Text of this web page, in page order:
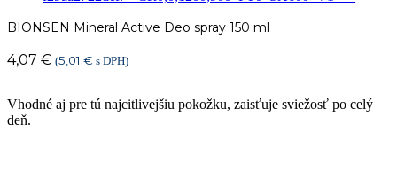
BIONSEN Mineral Active Deo spray 150 ml
4,07 € (5,01 € s DPH)
Vhodné aj pre tú najcitlivejšiu pokožku, zaisťuje sviežosť po celý
deň.